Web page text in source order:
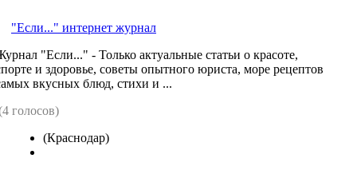
"Если..." интернет журнал
"Если..." - Только актуальные статьи о красоте,
и здоровье, советы опытного юриста, море рецептов
вкусных блюд, стихи и ...
голосов)
(Краснодар)